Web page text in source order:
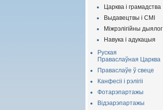
Царква і грамадства
Выдавецтвы і СМІ
Міжрэлігійны дыялог
Навука і адукацыя
Руская
Праваслаўная Царква
Праваслаўе ў свеце
Канфесіі і рэлігіі
Фотарэпартажы
Відэарэпартажы